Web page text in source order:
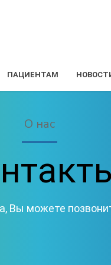
ПАЦИЕНТАМ
О нас
Вы можете